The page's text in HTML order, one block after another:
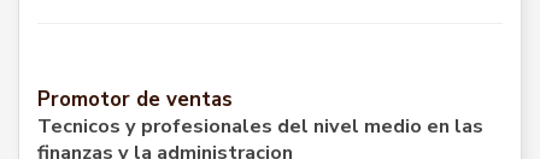
Promotor de ventas
Tecnicos y profesionales del nivel medio en las
finanzas y la administracion